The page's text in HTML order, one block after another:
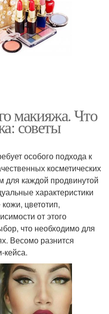
макияжа. Что
советы
особого подхода к
косметических
для каждой продвинутой
характеристики
цветотип,
от этого
что необходимо для
Весомо разнится
кейса.